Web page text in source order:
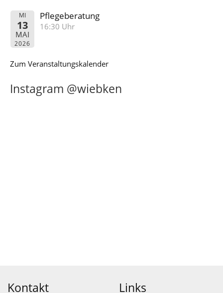
MI
13
MAI
2026
Pflegeberatung
16:30 Uhr
Zum Veranstaltungskalender
Instagram @wiebken
Kontakt Links